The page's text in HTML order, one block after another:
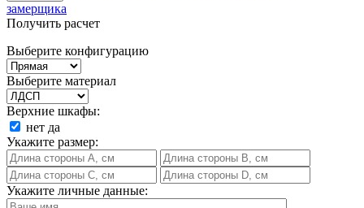
замерщика
Получить расчет
Выберите конфигурацию
Выберите материал
Верхние шкафы:
нет да
Укажите размер:
Укажите личные данные: